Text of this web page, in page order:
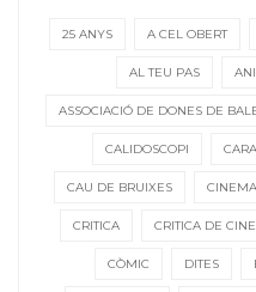
25 ANYS A CEL OBERT
AL TEU PAS
ASSOCIACIÓ DE DONES DE
CALIDOSCOPI
CAU DE BRUIXES CINEMA
CRITICA CRITICA DE
CÒMIC DITES